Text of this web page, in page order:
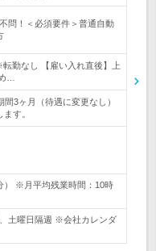
問！＜必須要件＞普通自動
勤なし 【雇い入れ直後】上
…
3ヶ月（待遇に変更なし）
す。
） ※月平均残業時間：10時
土曜日隔週 ※会社カレンダ